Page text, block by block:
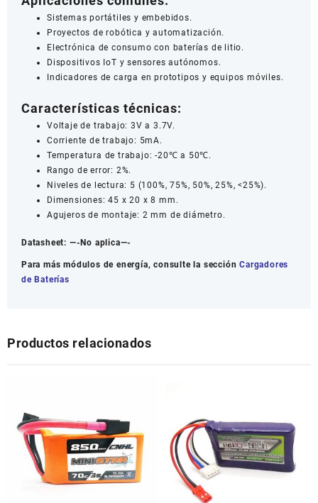
Sistemas portátiles y embebidos.
Proyectos de robótica y automatización.
Electrónica de consumo con baterías de litio.
Dispositivos IoT y sensores autónomos.
Indicadores de carga en prototipos y equipos móviles.
Características técnicas:
Voltaje de trabajo: 3V a 3.7V.
Corriente de trabajo: 5mA.
Temperatura de trabajo: -20℃ a 50℃.
Rango de error: 2%.
Niveles de lectura: 5 (100%, 75%, 50%, 25%, <25%).
Dimensiones: 45 x 20 x 8 mm.
Agujeros de montaje: 2 mm de diámetro.
Datasheet: —-No aplica—-
Para más módulos de energía, consulte la sección Cargadores
de Baterías
Productos relacionados